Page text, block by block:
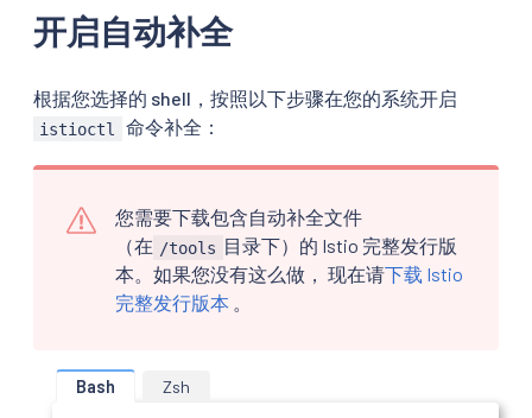
开启自动补全
根据您选择的 shell，按照以下步骤在您的系统开启
istioctl 命令补全：
您需要下载包含自动补全文件
（在 /tools 目录下）的 Istio 完整发行版
本。如果您没有这么做， 现在请下载 Istio
完整发行版本 。
Bash Zsh